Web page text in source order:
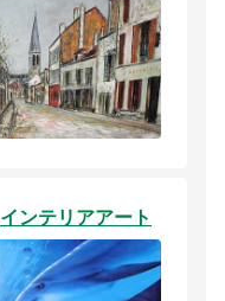
インテリアアート